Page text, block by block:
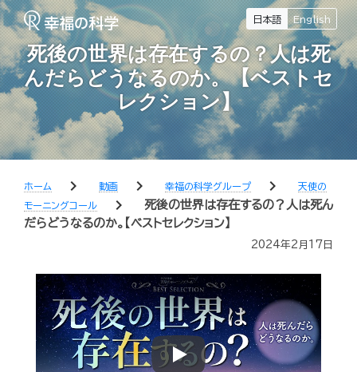
日本語 English
死後の世界は存在するの？人は死
んだらどうなるのか。【ベストセ
レクション】
ホーム chevron_right 動画 chevron_right 幸福の科学グループ chevron_right
天使の
モーニングコール
chevron_right
死後の世界は存在するの？人は死ん
だらどうなるのか。【ベストセレクション】
2024年2月17日
Play